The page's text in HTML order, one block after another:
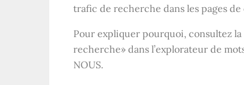
trafic de recherche dans les pages
Pour expliquer pourquoi, consultez
recherche» dans l’explorateur de
NOUS.